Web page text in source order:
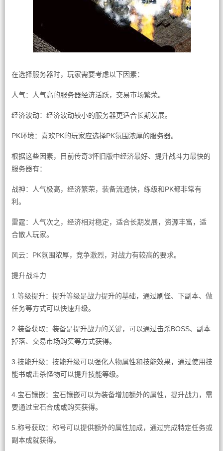
在选择服务器时，玩家需要考虑以下因素：
人气：人气高的服务器经济活跃，交易市场繁荣。
经济波动：经济波动较小的服务器更适合长期发展。
PK环境：喜欢PK的玩家应选择PK氛围浓厚的服务器。
根据这些因素，目前传奇3怀旧版中经济最好、提升战斗力最快的
服务器有：
战神：人气极高，经济繁荣，装备流通快，练级和PK都非常有
利。
雷霆：人气次之，经济相对稳定，适合长期发展，资源丰富，适
合散人玩家。
风云：PK氛围浓厚，竞争激烈，对战力有较高的要求。
提升战斗力
1.等级提升：提升等级是战力提升的基础，通过刷怪、下副本、做
任务等方式可以快速升级。
2.装备获取：装备是提升战力的关键，可以通过击杀BOSS、副本
掉落、交易市场购买等方式获得。
3.技能升级：技能升级可以强化人物属性和技能效果，通过使用技
能书或击杀怪物可以提升技能等级。
4.宝石镶嵌：宝石镶嵌可以为装备增加额外的属性，提升战力，需
要通过宝石合成或购买获得。
5.称号获取：称号可以提供额外的属性加成，通过完成特定任务或
副本成就获得。